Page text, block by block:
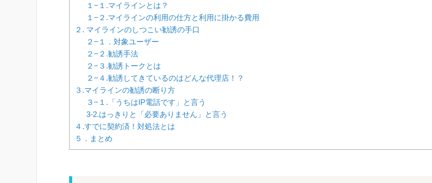
１−１.マイラインとは？
１−２.マイラインの利用の仕方と利用に掛かる費用
２. マイラインのしつこい勧誘の手口
２−１．対象ユーザー
２−２.勧誘手法
２−３.勧誘トークとは
２−４.勧誘してきているのはどんな代理店！？
３.マイラインの勧誘の断り方
３−１.「うちはIP電話です」と言う
3-2.はっきりと「必要ありません」と言う
４.すでに契約済！対処法とは
５．まとめ